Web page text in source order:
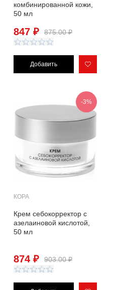
комбинированной кожи,
50 мл
847 ₽ 875.00 ₽
-3%
КОРА
Крем себокорректор с
азелаиновой кислотой,
50 мл
874 ₽ 903.00 ₽